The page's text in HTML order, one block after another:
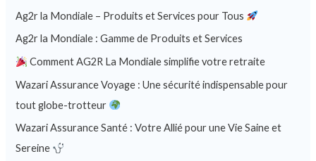
Ag2r la Mondiale – Produits et Services pour Tous
Ag2r la Mondiale : Gamme de Produits et Services
Comment AG2R La Mondiale simplifie votre retraite
Wazari Assurance Voyage : Une sécurité indispensable pour
tout globe-trotteur
Wazari Assurance Santé : Votre Allié pour une Vie Saine et
Sereine